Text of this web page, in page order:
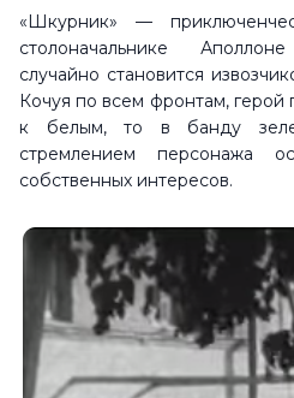
«Шкурник» —
столоначальнике
случайно становится
Кочуя по всем фронтам, герой
к белым, то в банду
стремлением персонажа
собственных интересов.